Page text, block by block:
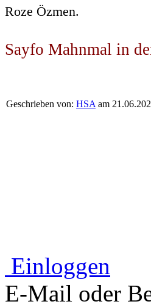
Roze Özmen.
Sayfo Mahnmal in
Geschrieben von: HSA am
Einloggen
E-Mail oder